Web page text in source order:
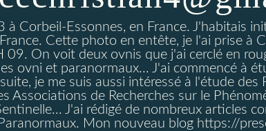
à Corbeil-Essonnes, en France. J'habitais
France. Cette photo en entête, je l'ai prise à
On voit deux ovnis que j'ai cerclé en
ovni et paranormaux... J'ai commencé à
je me suis aussi intéressé à l'étude des
Associations de Recherches sur le
J'ai rédigé de nombreux articles
Mon nouveau blog https://